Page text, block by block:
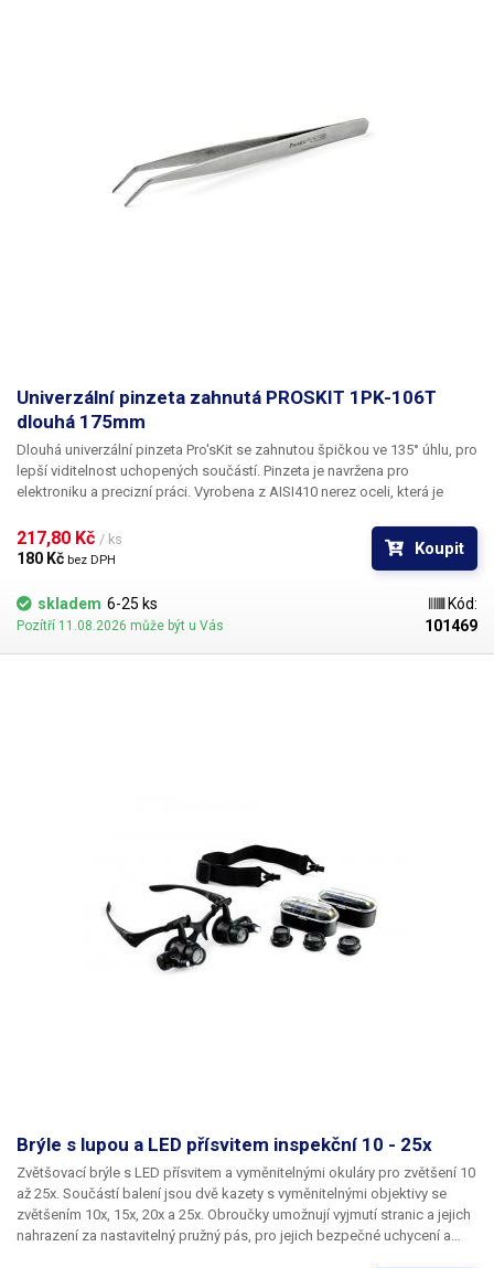
Univerzální pinzeta zahnutá PROSKIT 1PK-106T
dlouhá 175mm
Dlouhá univerzální pinzeta Pro'sKit se zahnutou špičkou ve 135° úhlu, pro
lepší viditelnost uchopených součástí. Pinzeta je navržena pro
elektroniku a precizní práci. Vyrobena z AISI410 nerez oceli, která je
hladké. Pinzeta je 175mm dlouhá a 11mm široká.
217,80 Kč / ks
180 Kč bez DPH
Koupit
skladem 6-25 ks
Pozítří 11.08.2026 může být u Vás
Kód:
101469
Brýle s lupou a LED přísvitem inspekční 10 - 25x
Zvětšovací brýle s LED přísvitem a vyměnitelnými okuláry pro zvětšení 10
až 25x. Součástí balení jsou dvě kazety s vyměnitelnými objektivy se
zvětšením 10x, 15x, 20x a 25x. Obroučky umožnují vyjmutí stranic a jejich
nahrazení za nastavitelný pružný pás, pro jejich bezpečné uchycení a